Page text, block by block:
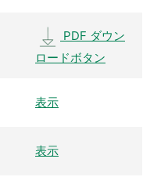
PDF ダウン
ロードボタン
表示
表示